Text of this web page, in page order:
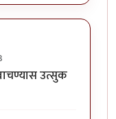
byयोगप्रभू
उत्सुक